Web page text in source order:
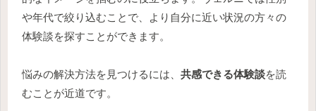
や年代で絞り込むことで、より自分に近い状況の方々の
体験談を探すことができます。
悩みの解決方法を見つけるには、 共感できる体験談を読
むことが近道です。